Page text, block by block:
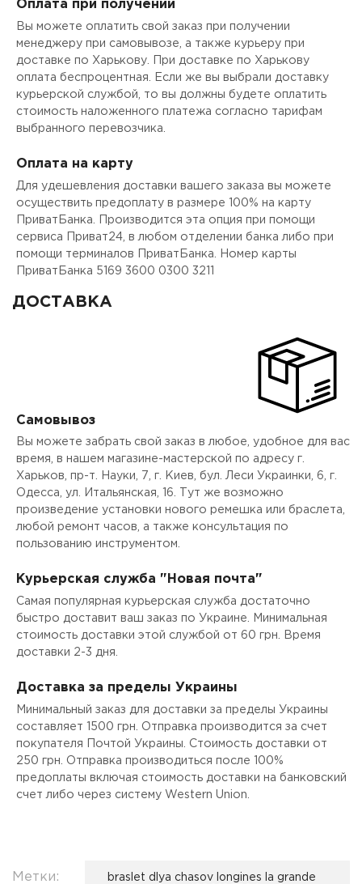
Оплата при получении
Вы можете оплатить свой заказ при получении
менеджеру при самовывозе, а также курьеру при
доставке по Харькову. При доставке по Харькову
оплата беспроцентная. Если же вы выбрали доставку
курьерской службой, то вы должны будете оплатить
стоимость наложенного платежа согласно тарифам
выбранного перевозчика.
Оплата на карту
Для удешевления доставки вашего заказа вы можете
осуществить предоплату в размере 100% на карту
ПриватБанка. Производится эта опция при помощи
сервиса Приват24, в любом отделении банка либо при
помощи терминалов ПриватБанка. Номер карты
ПриватБанка 5169 3600 0300 3211
ДОСТАВКА
Самовывоз
Вы можете забрать свой заказ в любое, удобное для вас
время, в нашем магазине-мастерской по адресу г.
Харьков, пр-т. Науки, 7, г. Киев, бул. Леси Украинки, 6, г.
Одесса, ул. Итальянская, 16. Тут же возможно
произведение установки нового ремешка или браслета,
любой ремонт часов, а также консультация по
пользованию инструментом.
Курьерская служба "Новая почта"
Самая популярная курьерская служба достаточно
быстро доставит ваш заказ по Украине. Минимальная
стоимость доставки этой службой от 60 грн. Время
доставки 2-3 дня.
Доставка за пределы Украины
Минимальный заказ для доставки за пределы Украины
составляет 1500 грн. Отправка производится за счет
покупателя Почтой Украины. Стоимость доставки от
250 грн. Отправка производиться после 100%
предоплаты включая стоимость доставки на банковский
счет либо через систему Western Union.
Метки:
braslet dlya chasov longines la grande